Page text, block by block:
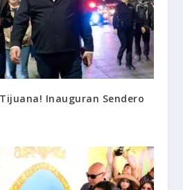
Inauguran Sendero